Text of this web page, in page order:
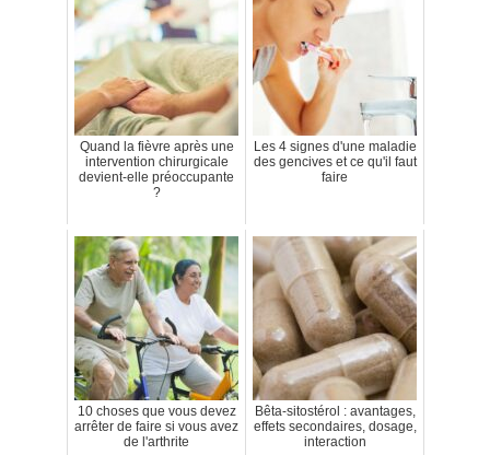
Quand la fièvre après une
intervention chirurgicale
devient-elle préoccupante
?
Les 4 signes d'une maladie
des gencives et ce qu'il faut
faire
10 choses que vous devez
arrêter de faire si vous avez
de l'arthrite
Bêta-sitostérol : avantages,
effets secondaires, dosage,
interaction